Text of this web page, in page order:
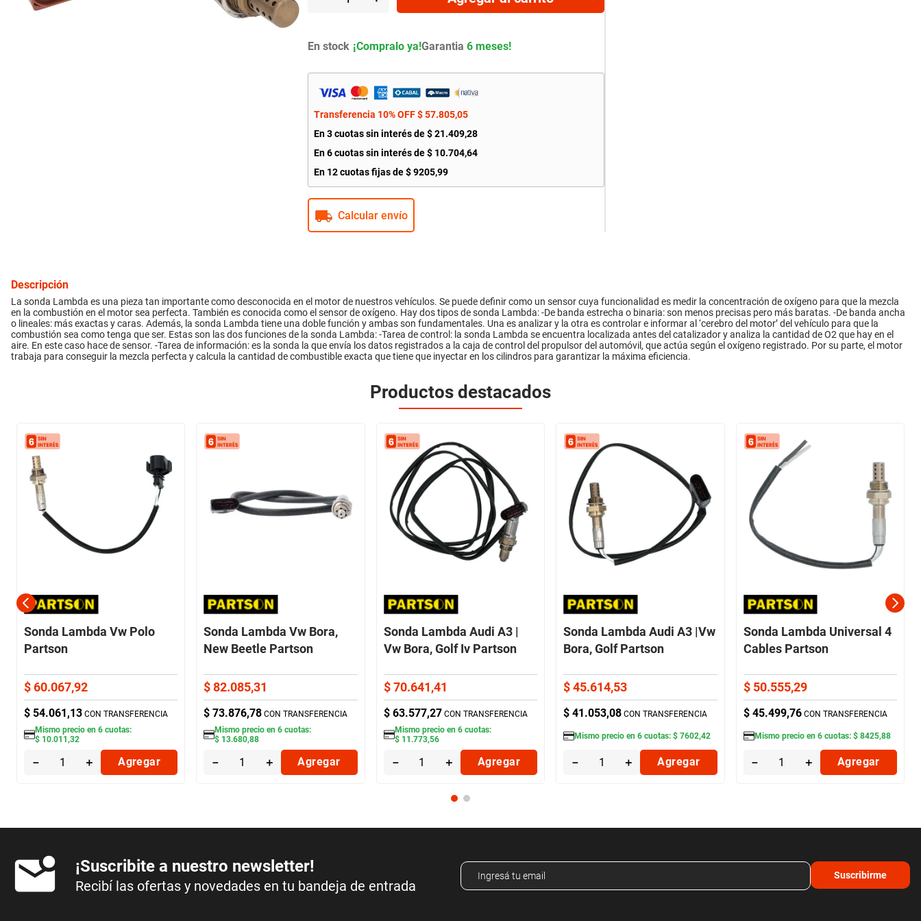
inyección
En stock Garantia 6 meses!
Transferencia 10% OFF$57.805,05
En3cuotas sin interés de$21.409,28
En6cuotas sin interés de$ 10.704,64
En 12cuotas fijas de$9205,99
Calcular envío
Descripción
La sonda Lambda es una pieza tan importante como desconocida en el motor de nuestros vehículos. Se puede definir como un sensor cuya funcionalidad es medir la concentración de oxígeno para que la mezcla
en la combustión en el motor sea perfecta. También es conocida como el sensor de oxígeno. Hay dos tipos de sonda Lambda: -De banda estrecha o binaria: son menos precisas pero más baratas. -De banda ancha
o lineales: más exactas y caras. Además, la sonda Lambda tiene una doble función y ambas son fundamentales. Una es analizar y la otra es controlar e informar al ‘cerebro del motor’ del vehículo para que la
combustión sea como tenga que ser. Estas son las dos funciones de la sonda Lambda: -Tarea de control: la sonda Lambda se encuentra localizada antes del catalizador y analiza la cantidad de O2 que hay en el
aire. En este caso hace de sensor. -Tarea de información: es la sonda la que envía los datos registrados a la caja de control del propulsor del automóvil, que actúa según el oxígeno registrado. Por su parte, el motor
trabaja para conseguir la mezcla perfecta y calcula la cantidad de combustible exacta que tiene que inyectar en los cilindros para garantizar la máxima eficiencia.
Productos destacados
Sonda Lambda Vw Polo
Partson
$60.067,92
$ 54.061,13 CON TRANSFERENCIA
Mismo precio en 6cuotas:
$ 10.011 ,32
＋
－ Agregar
Sonda Lambda Vw Bora,
New Beetle Partson
$ 82.085,31
$ 73.876,78 CON TRANSFERENCIA
Mismo precio en6 cuotas:
$ 13.680,88
＋
－ Agregar
Sonda Lambda Audi A3 |
Vw Bora, Golf Iv Partson
$ 70.641,41
$ 63.577,27 CON TRANSFERENCIA
Mismo precio en 6cuotas:
$ 11 .773,56
＋
－ Agregar
Sonda Lambda Audi A3 |Vw
Bora, Golf Partson
$45.614,53
$ 41.053,08 CON TRANSFERENCIA
Mismo precio en6 cuotas:$ 7602,42
＋
－ Agregar
Sonda Lambda Universal 4
Cables Partson
$ 50.555,29
$ 45.499,76 CON TRANSFERENCIA
Mismo precio en 6cuotas: $ 8425,88
＋
－ Agregar
¡Suscribite a nuestro newsletter!
Recibí las ofertas y novedades en tu bandeja de entrada
Suscribirme